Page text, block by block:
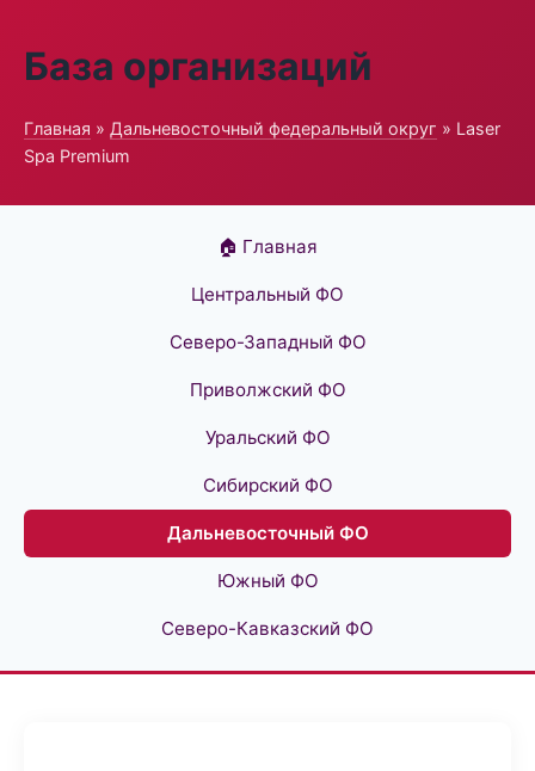
База организаций
Главная » Дальневосточный федеральный округ » Laser
Spa Premium
🏠 Главная
Центральный ФО
Северо-Западный ФО
Приволжский ФО
Уральский ФО
Сибирский ФО
Дальневосточный ФО
Южный ФО
Северо-Кавказский ФО